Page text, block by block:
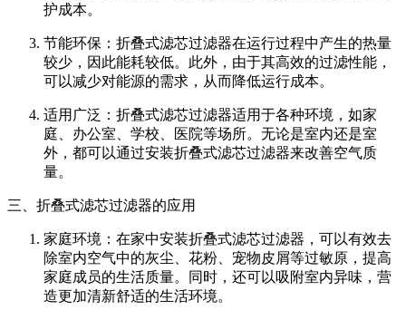
护成本。
节能环保：折叠式滤芯过滤器在运行过程中产生的热量
较少，因此能耗较低。此外，由于其高效的过滤性能，
可以减少对能源的需求，从而降低运行成本。
适用广泛：折叠式滤芯过滤器适用于各种环境，如家
庭、办公室、学校、医院等场所。无论是室内还是室
外，都可以通过安装折叠式滤芯过滤器来改善空气质
量。
三、折叠式滤芯过滤器的应用
家庭环境：在家中安装折叠式滤芯过滤器，可以有效去
除室内空气中的灰尘、花粉、宠物皮屑等过敏原，提高
家庭成员的生活质量。同时，还可以吸附室内异味，营
造更加清新舒适的生活环境。